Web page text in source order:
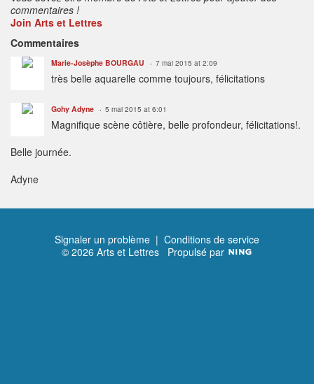
commentaires !
Join Arts et Lettres
Commentaires
Marie-Josèphe BOURGAU 7 mai 2015 at 2:09
très belle aquarelle comme toujours, félicitations
Gohy Adyne 5 mai 2015 at 6:01
Magnifique scène côtière, belle profondeur, félicitations!.
Belle journée.
Adyne
Signaler un problème | Conditions de service
© 2026 Arts et Lettres Propulsé par